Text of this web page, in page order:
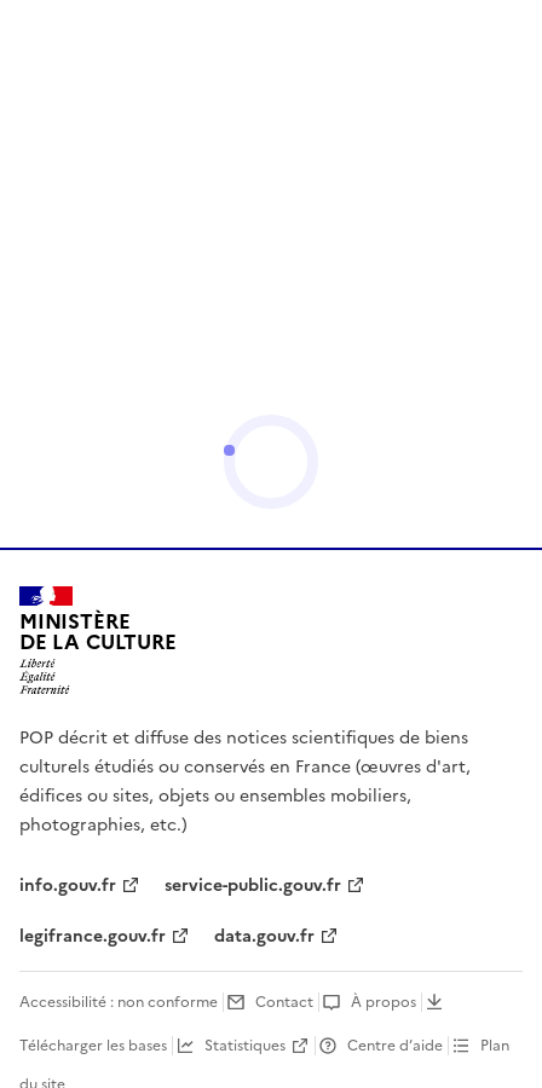
MINISTÈRE
DE LA CULTURE
POP décrit et diffuse des notices scientifiques de biens
culturels étudiés ou conservés en France (œuvres d'art,
édifices ou sites, objets ou ensembles mobiliers,
photographies, etc.)
info.gouv.fr
service-public.gouv.fr
legifrance.gouv.fr
data.gouv.fr
Accessibilité : non conforme Contact
À propos
Télécharger les bases
Statistiques Centre d’aide
Plan